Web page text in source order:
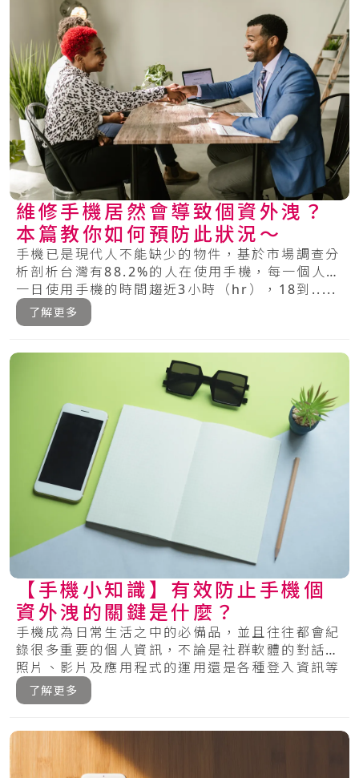
維修手機居然會導致個資外洩？
本篇教你如何預防此狀況～
手機已是現代人不能缺少的物件，基於市場調查分
析剖析台灣有88.2%的人在使用手機，每一個人每
一日使用手機的時間趨近3小時（hr），18到.....
了解更多
【手機小知識】有效防止手機個
資外洩的關鍵是什麼？
手機成為日常生活之中的必備品，並且往往都會紀
錄很多重要的個人資訊，不論是社群軟體的對話、
照片、影片及應用程式的運用還是各種登入資訊等
等，.....
了解更多